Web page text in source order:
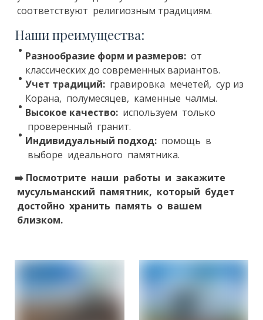
соответствуют религиозным традициям.
Наши преимущества:
Разнообразие форм и размеров: от
классических до современных вариантов.
Учет традиций: гравировка мечетей, сур из
Корана, полумесяцев, каменные чалмы.
Высокое качество: используем только
проверенный гранит.
Индивидуальный подход: помощь в
выборе идеального памятника.
➡️ Посмотрите наши работы и закажите
мусульманский памятник, который будет
достойно хранить память о вашем
близком.